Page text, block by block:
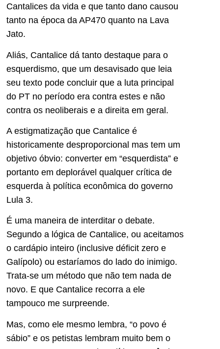
Cantalices da vida e que tanto dano causou
tanto na época da AP470 quanto na Lava
Jato.
Aliás, Cantalice dá tanto destaque para o
esquerdismo, que um desavisado que leia
seu texto pode concluir que a luta principal
do PT no período era contra estes e não
contra os neoliberais e a direita em geral.
A estigmatização que Cantalice é
historicamente desproporcional mas tem um
objetivo óbvio: converter em “esquerdista” e
portanto em deplorável qualquer crítica de
esquerda à política econômica do governo
Lula 3.
É uma maneira de interditar o debate.
Segundo a lógica de Cantalice, ou aceitamos
o cardápio inteiro (inclusive déficit zero e
Galípolo) ou estaríamos do lado do inimigo.
Trata-se um método que não tem nada de
novo. E que Cantalice recorra a ele
tampouco me surpreende.
Mas, como ele mesmo lembra, “o povo é
sábio” e os petistas lembram muito bem o